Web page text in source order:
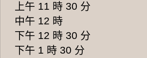
上午 11 時 30 分
中午 12 時
下午 12 時 30 分
下午 1 時 30 分